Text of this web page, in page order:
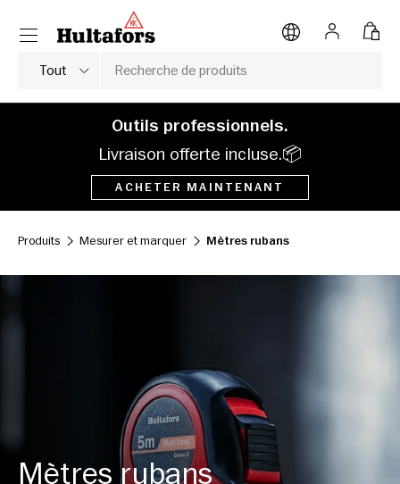
ALLER AU CONTENU
Rechercher
Type de produit
Tout
Se
Menu
Outils professionnels.
Livraison offerte incluse.📦
ACHETER MAINTENANT
Produits Mesurer et marquer Mètres rubans
Mètres rubans